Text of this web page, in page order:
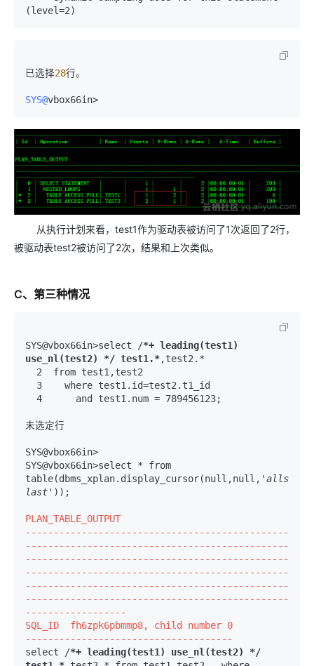
(level=2)
已选择28行。
SYS@vbox66in>
从执行计划来看，test1作为驱动表被访问了1次返回了2行，
被驱动表test2被访问了2次，结果和上次类似。
C、第三种情况
SYS@vbox66in>select /*+ leading(test1)
use_nl(test2) */ test1.*
  2  from test1,test2
  3    where test1.id=test2.t1_id
  4      and test1.num = 789456123;
未选定行
SYS@vbox66in>
SYS@vbox66in>select * from
table(dbms_xplan.display_cursor(null,null, 'allstats
last' ));
PLAN_TABLE_OUTPUT
-----------------------------------------------
-----------------------------------------------
-----------------------------------------------
-----------------------------------------------
-----------------------------------------------
-----------------------------------------------
------------------
SQL_ID  fh6zpk6pbmmp8, child number 0
-------------------------------------
select /*+ leading(test1) use_nl(test2) */